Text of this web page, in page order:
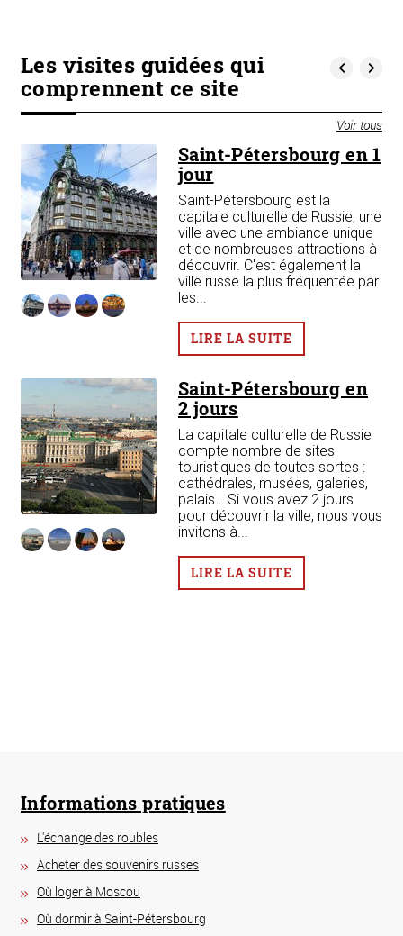
Les visites guidées qui
comprennent ce site
Voir tous
Saint-Pétersbourg en 1
jour
Saint-Pétersbourg est la
capitale culturelle de Russie, une
ville avec une ambiance unique
et de nombreuses attractions à
découvrir. C'est également la
ville russe la plus fréquentée par
les...
LIRE LA SUITE
Saint-Pétersbourg en
2 jours
La capitale culturelle de Russie
compte nombre de sites
touristiques de toutes sortes :
cathédrales, musées, galeries,
palais… Si vous avez 2 jours
pour découvrir la ville, nous vous
invitons à...
LIRE LA SUITE
Informations pratiques
L'échange des roubles
Acheter des souvenirs russes
Où loger à Moscou
Où dormir à Saint-Pétersbourg